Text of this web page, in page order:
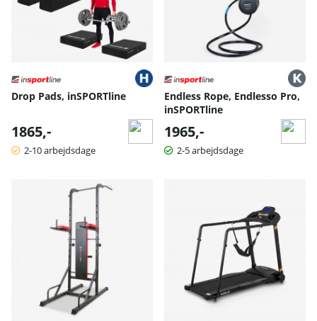
Drop Pads, inSPORTline
1865,-
2-10 arbejdsdage
Endless Rope, Endlesso Pro,
inSPORTline
1965,-
2-5 arbejdsdage